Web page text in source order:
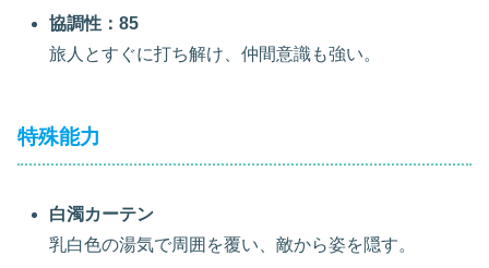
協調性：85
旅人とすぐに打ち解け、仲間意識も強い。
特殊能力
白濁カーテン
乳白色の湯気で周囲を覆い、敵から姿を隠す。